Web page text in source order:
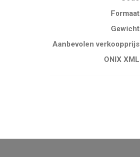
Formaat
Gewicht
Aanbevolen verkoopprijs
ONIX XML